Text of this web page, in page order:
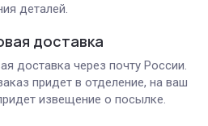
деталей.
доставка
доставка через почту России.
придет в отделение, на ваш
извещение о посылке.